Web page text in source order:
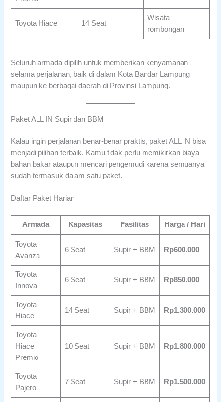
Toyota Hiace 14 Seat
Wisata
rombongan
Seluruh armada dipilih untuk memberikan kenyamanan
selama perjalanan, baik di dalam Kota Bandar Lampung
maupun ke berbagai daerah di Provinsi Lampung.
Paket ALL IN Supir dan BBM
Kalau ingin perjalanan benar-benar praktis, paket ALL IN bisa
menjadi pilihan terbaik. Kamu tidak perlu memikirkan biaya
bahan bakar ataupun mencari pengemudi karena semuanya
sudah termasuk dalam satu paket.
Daftar Paket Harian
Armada Kapasitas Fasilitas Harga / Hari
Toyota
Avanza
6 Seat Supir + BBM Rp600.000
Toyota
Innova
6 Seat Supir + BBM Rp850.000
Toyota
Hiace
14 Seat Supir + BBM Rp1.300.000
Toyota
Hiace
Premio
10 Seat Supir + BBM Rp1.800.000
Toyota
Pajero
7 Seat Supir + BBM Rp1.500.000